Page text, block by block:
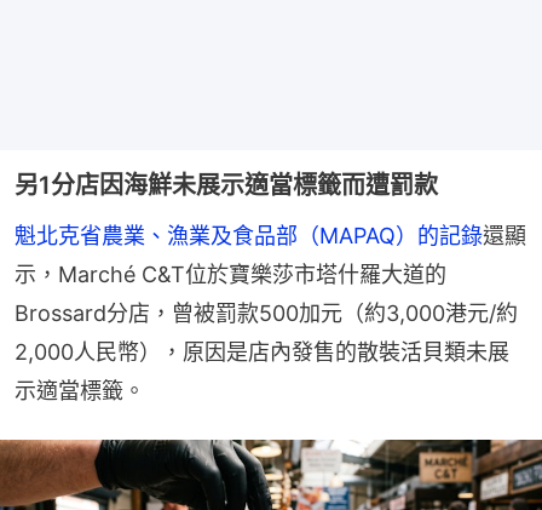
另1分店因海鮮未展示適當標籤而遭罰款
魁北克省農業、漁業及食品部（MAPAQ）的記錄還顯
示，Marché C&T位於寶樂莎市塔什羅大道的
Brossard分店，曾被罰款500加元（約3,000港元/約
2,000人民幣），原因是店內發售的散裝活貝類未展
示適當標籤。